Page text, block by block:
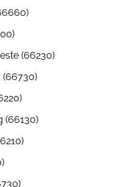
(66230)
(66130)